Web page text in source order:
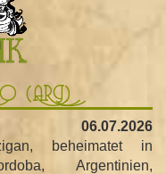
m
s
h
(ARG)
06.07.2026
beheimatet in
Argentinien,